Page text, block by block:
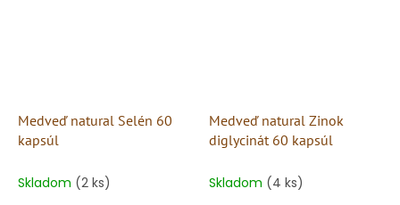
Medveď natural Selén 60
kapsúl
Skladom (2 ks)
Medveď natural Zinok
diglycinát 60 kapsúl
Skladom (4 ks)